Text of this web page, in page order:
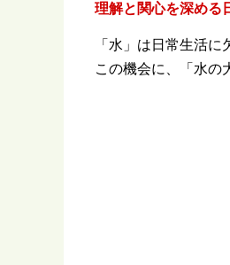
理解と関心を深める
「水」は日常生活に
この機会に、「水の